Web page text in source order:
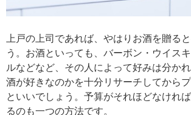
上戸の上司であれば、やはりお酒を贈る
う。お酒といっても、バーボン・ウイス
ルなどなど、その人によって好みは分か
酒が好きなのかを十分リサーチしてから
といいでしょう。予算がそれほどなけれ
るのも一つの方法です。